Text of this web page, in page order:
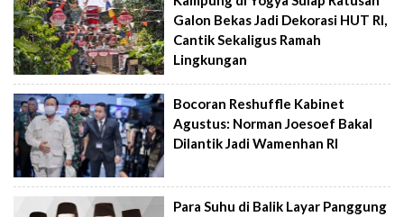
Galon Bekas Jadi Dekorasi HUT RI,
Cantik Sekaligus Ramah
Lingkungan
Bocoran Reshuffle Kabinet
Agustus: Norman Joesoef Bakal
Dilantik Jadi Wamenhan RI
Para Suhu di Balik Layar Panggung